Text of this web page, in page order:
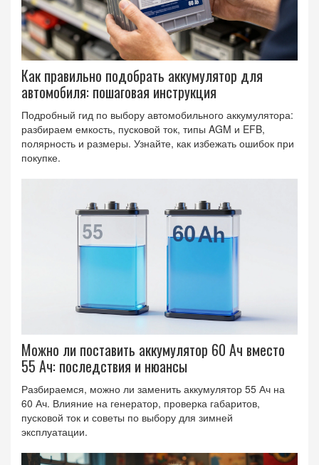
Как правильно подобрать аккумулятор для
автомобиля: пошаговая инструкция
Подробный гид по выбору автомобильного аккумулятора:
разбираем емкость, пусковой ток, типы AGM и EFB,
полярность и размеры. Узнайте, как избежать ошибок при
покупке.
Можно ли поставить аккумулятор 60 Ач вместо
55 Ач: последствия и нюансы
Разбираемся, можно ли заменить аккумулятор 55 Ач на
60 Ач. Влияние на генератор, проверка габаритов,
пусковой ток и советы по выбору для зимней
эксплуатации.